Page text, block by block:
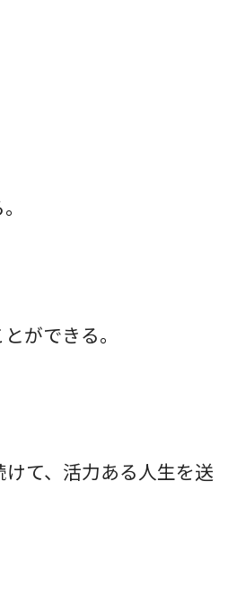
ができる。
て、活力ある人生を送